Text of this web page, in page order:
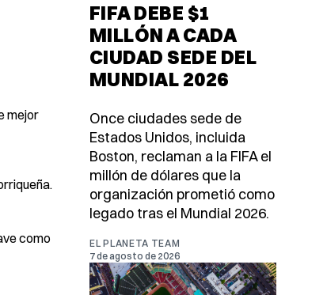
mejor
como
FIFA DEBE $1
MILLÓN A CADA
CIUDAD SEDE DEL
MUNDIAL 2026
Once ciudades sede de
Estados Unidos, incluida
Boston, reclaman a la FIFA el
millón de dólares que la
organización prometió como
legado tras el Mundial 2026.
EL PLANETA TEAM
7 de agosto de 2026